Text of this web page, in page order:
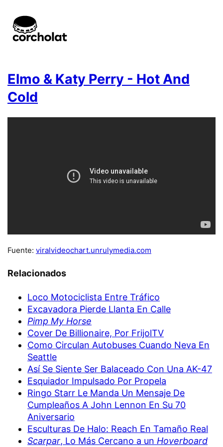
Elmo & Katy Perry - Hot And
Cold
Fuente: viralvideochart.unrulymedia.com
Relacionados
Loco Motociclista Entre Tráfico
Excavadora Pierde Llanta En Calle
Pimp My Horse
Cover De Billionaire, Por FrijolTV
Como Circulan Autobuses Cuando Neva En
Seattle
Así Se Siente Ser Balaceado Con Una AK-47
Esquiador Impulsado Por Propela
Ringo Starr Le Manda Un Mensaje De
Cumpleaños A John Lennon En Su 70
Aniversario
Esculturas De Halo: Reach En Tamaño Real
Scarpar, Lo Más Cercano a un Hoverboard